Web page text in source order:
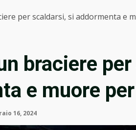
per scaldarsi, si addormenta e
braciere
e muore
16, 2024